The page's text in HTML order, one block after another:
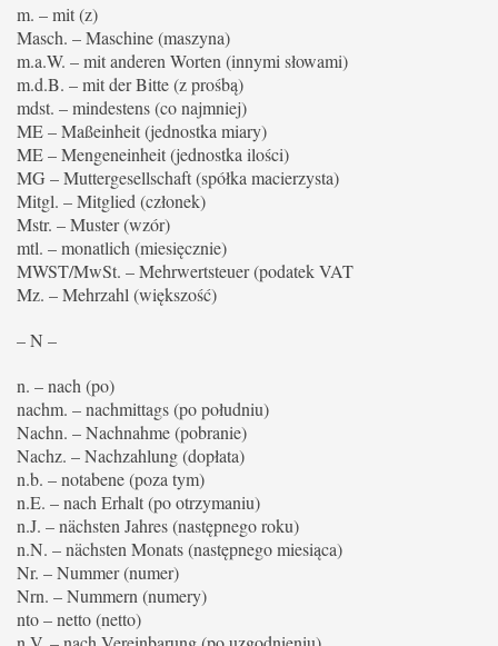
m. – mit (z)
Masch. – Maschine (maszyna)
m.a.W. – mit anderen Worten (innymi słowami)
m.d.B. – mit der Bitte (z prośbą)
mdst. – mindestens (co najmniej)
ME – Maßeinheit (jednostka miary)
ME – Mengeneinheit (jednostka ilości)
MG – Muttergesellschaft (spółka macierzysta)
Mitgl. – Mitglied (członek)
Mstr. – Muster (wzór)
mtl. – monatlich (miesięcznie)
MWST/MwSt. – Mehrwertsteuer (podatek VAT
Mz. – Mehrzahl (większość)
– N –
n. – nach (po)
nachm. – nachmittags (po południu)
Nachn. – Nachnahme (pobranie)
Nachz. – Nachzahlung (dopłata)
n.b. – notabene (poza tym)
n.E. – nach Erhalt (po otrzymaniu)
n.J. – nächsten Jahres (następnego roku)
n.N. – nächsten Monats (następnego miesiąca)
Nr. – Nummer (numer)
Nrn. – Nummern (numery)
nto – netto (netto)